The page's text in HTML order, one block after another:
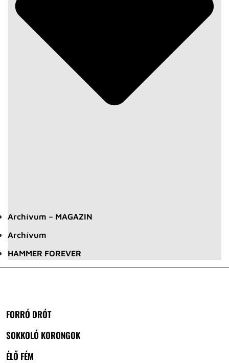
Archívum – MAGAZIN
Archívum
HAMMER FOREVER
FORRÓ DRÓT
SOKKOLÓ KORONGOK
ÉLŐ FÉM